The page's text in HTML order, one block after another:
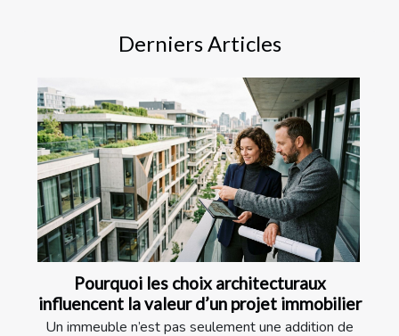
Derniers Articles
Pourquoi les choix architecturaux
influencent la valeur d’un projet immobilier
Un immeuble n’est pas seulement une addition de